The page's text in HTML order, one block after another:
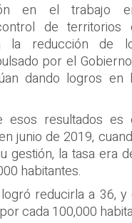
en el trabajo
de territorios
la reducción de
por el
dando logros
esos resultados es
junio de 2019,
gestión, la tasa era
habitantes.
reducirla a 36,
cada 100,000